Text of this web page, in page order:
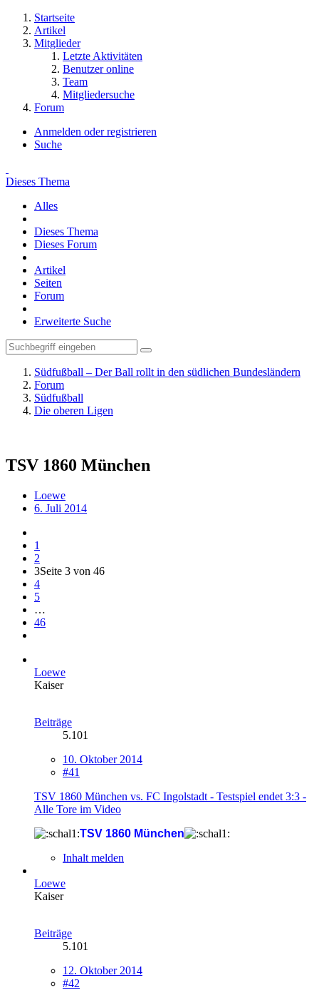
Startseite
Artikel
Mitglieder
Letzte Aktivitäten
Benutzer online
Team
Mitgliedersuche
Forum
Anmelden oder registrieren
Suche
Dieses Thema
Alles
Dieses Thema
Dieses Forum
Artikel
Seiten
Forum
Erweiterte Suche
Südfußball – Der Ball rollt in den südlichen Bundesländern
Forum
Südfußball
Die oberen Ligen
TSV 1860 München
Loewe
6. Juli 2014
1
2
3Seite 3 von 46
4
5
…
46
Loewe
Kaiser
Beiträge
5.101
10. Oktober 2014
#41
TSV 1860 München vs. FC Ingolstadt - Testspiel endet 3:3 -
Alle Tore im Video
TSV 1860 München
Inhalt melden
Loewe
Kaiser
Beiträge
5.101
12. Oktober 2014
#42